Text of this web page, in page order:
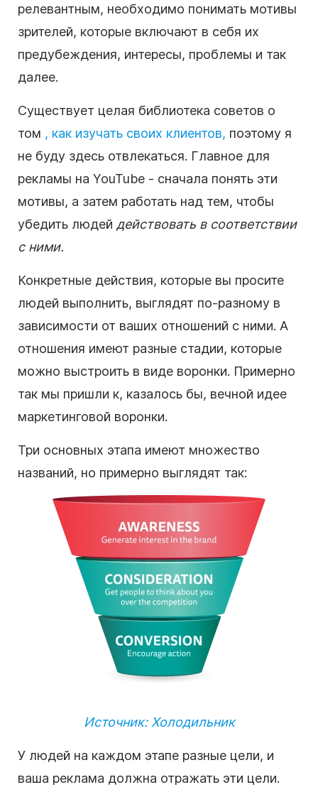
релевантным, необходимо понимать мотивы
зрителей, которые включают в себя их
предубеждения, интересы, проблемы и так
далее.
Существует целая библиотека советов о
том , как изучать своих клиентов, поэтому я
не буду здесь отвлекаться. Главное для
рекламы на YouTube - сначала понять эти
мотивы, а затем работать над тем, чтобы
убедить людей действовать в соответствии
с ними.
Конкретные действия, которые вы просите
людей выполнить, выглядят по-разному в
зависимости от ваших отношений с ними. А
отношения имеют разные стадии, которые
можно выстроить в виде воронки. Примерно
так мы пришли к, казалось бы, вечной идее
маркетинговой воронки.
Три основных этапа имеют множество
названий, но примерно выглядят так:
Источник: Холодильник
У людей на каждом этапе разные цели, и
ваша реклама должна отражать эти цели.